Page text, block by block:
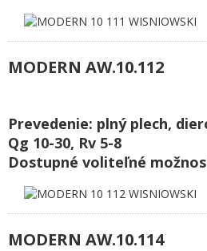
MODERN AW.10.112
Prevedenie: plný plech,
Qg 10-30, Rv 5-8
Dostupné voliteľné
MODERN AW.10.114